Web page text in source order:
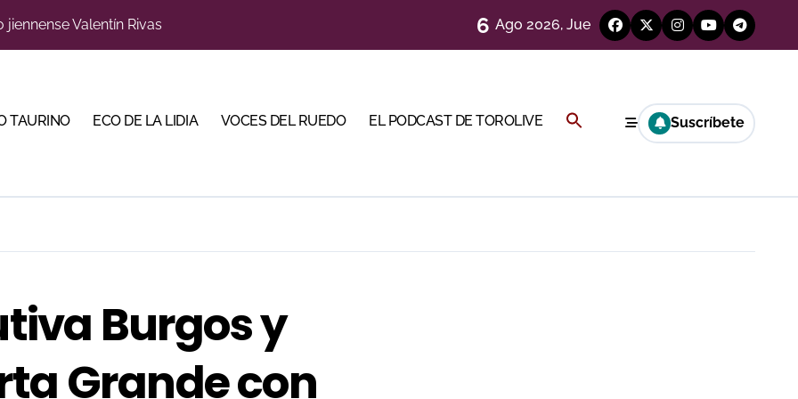
la Semana Grande Donostiarra
de Linares organiza una novillada en la plaza de toros de Cambil
a Madrid en busca del premio que se le escapó en junio
idilio con el público en una Albahaca de máxima expectación
Torería’, una campaña para reivindicar los valores del toreo más allá del ruedo
6 Ago 2026, Jue
TAURINO ECO DE LA LIDIA VOCES DEL RUEDO EL PODCAST DE TOROLIVE Buscar: Suscríbete
Burgos y
Grande con